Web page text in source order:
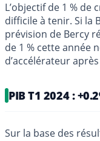
L’objectif de 1 % de
difficile à tenir. Si la
prévision de Bercy
de 1 % cette année
d’accélérateur après
PIB T1 2024 :
Sur la base des